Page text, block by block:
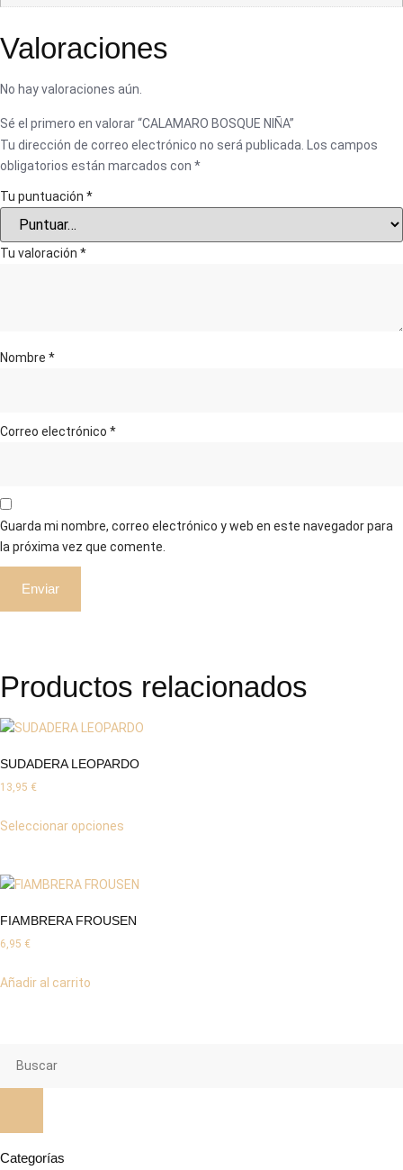
Valoraciones
No hay valoraciones aún.
Sé el primero en valorar “CALAMARO BOSQUE NIÑA”
Tu dirección de correo electrónico no será publicada. Los campos
obligatorios están marcados con *
Tu puntuación *
Tu valoración *
Nombre *
Correo electrónico *
Guarda mi nombre, correo electrónico y web en este navegador para
la próxima vez que comente.
Productos relacionados
SUDADERA LEOPARDO
13,95 €
Seleccionar opciones
FIAMBRERA FROUSEN
6,95 €
Añadir al carrito
Categorías